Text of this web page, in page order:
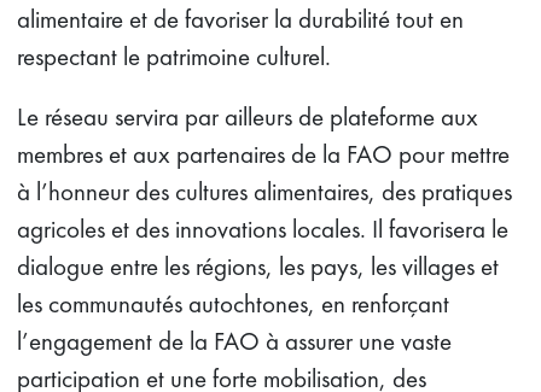
alimentaire et de favoriser la durabilité tout en
respectant le patrimoine culturel.
Le réseau servira par ailleurs de plateforme aux
membres et aux partenaires de la FAO pour mettre
à l’honneur des cultures alimentaires, des pratiques
agricoles et des innovations locales. Il favorisera le
dialogue entre les régions, les pays, les villages et
les communautés autochtones, en renforçant
l’engagement de la FAO à assurer une vaste
participation et une forte mobilisation, des